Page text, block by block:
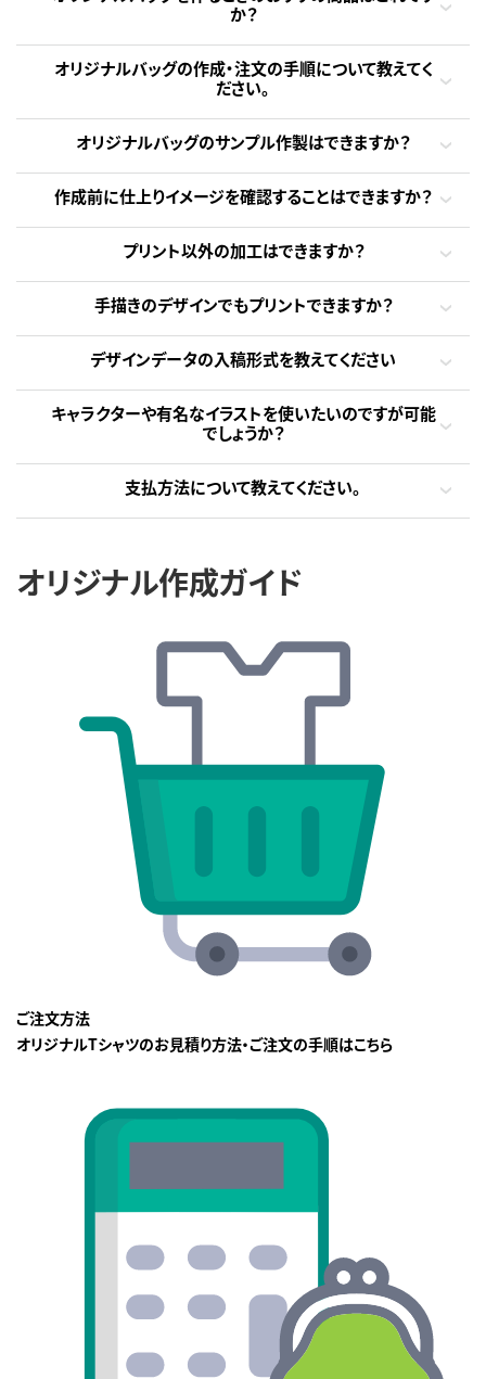
か？
オリジナルバッグの作成・注文の手順について教えてく
ださい。
オリジナルバッグのサンプル作製はできますか？
作成前に仕上りイメージを確認することはできますか？
プリント以外の加工はできますか？
手描きのデザインでもプリントできますか？
デザインデータの入稿形式を教えてください
キャラクターや有名なイラストを使いたいのですが可能
でしょうか？
支払方法について教えてください。
オリジナル作成ガイド
ご注文方法
オリジナルTシャツのお見積り方法・ご注文の手順はこちら